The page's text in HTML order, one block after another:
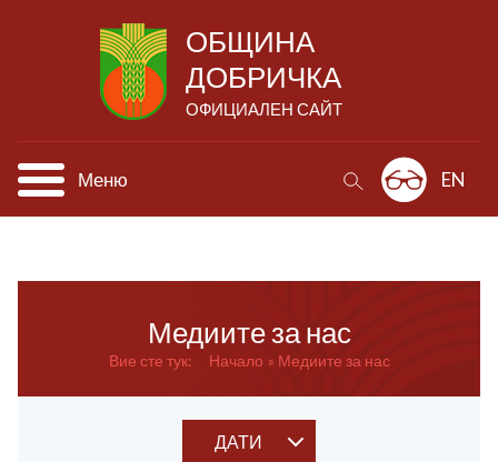
ОБЩИНА
ДОБРИЧКА
ОФИЦИАЛЕН САЙТ
Меню EN
Медиите за нас
Вие сте тук: Начало Медиите за нас
ДАТИ